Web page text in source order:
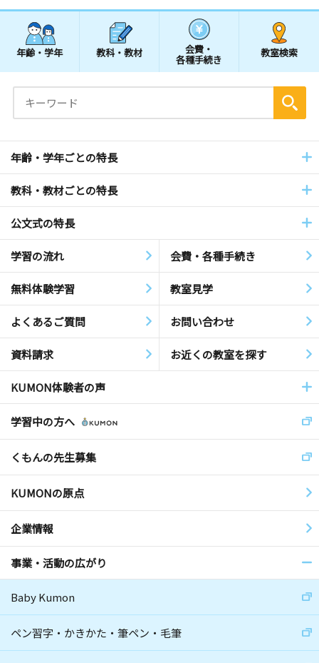
年齢・学年 教科・教材 会費・
各種手続き
教室検索
年齢・学年ごとの特長
教科・教材ごとの特長
公文式の特長
学習の流れ 会費・各種手続き
無料体験学習 教室見学
よくあるご質問 お問い合わせ
資料請求 お近くの教室を探す
KUMON体験者の声
学習中の方へ
くもんの先生募集
KUMONの原点
企業情報
事業・活動の広がり
Baby Kumon
ペン習字・かきかた・筆ペン・毛筆